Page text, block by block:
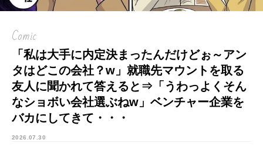
Comic
「私は大手に内定決まったんだけどぉ～アン
タはどこの会社？w」就職先マウントを取る
友人に聞かれて答えると⇒「うわっよくそん
なショボい会社選ぶねw」ベンチャー企業を
バカにしてきて・・・
2026.07.30